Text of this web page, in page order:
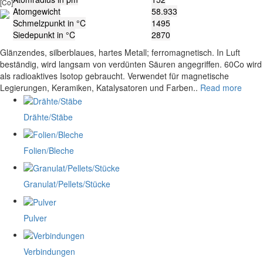
[Co]
Atomgewicht
58.933
Schmelzpunkt in °C
1495
Siedepunkt in °C
2870
Glänzendes, silberblaues, hartes Metall; ferromagnetisch. In Luft
beständig, wird langsam von verdünten Säuren angegriffen. 60Co wird
als radioaktives Isotop gebraucht. Verwendet für magnetische
Legierungen, Keramiken, Katalysatoren und Farben.. Read more
Drähte/Stäbe
Folien/Bleche
Granulat/Pellets/Stücke
Pulver
Verbindungen